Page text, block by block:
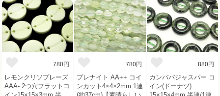
780円
レモンクリソプレーズ
AAA- 2つ穴フラットコ
780円
プレナイト AA++ コイ
ンカット4×4×2mm 1連
880円
カンババジャスパー コ
イン(ドーナツ)